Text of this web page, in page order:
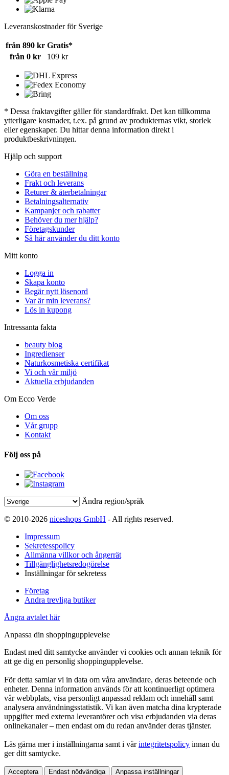
Leveranskostnader för Sverige
från 890 kr Gratis*
från 0 kr
109 kr
* Dessa fraktavgifter gäller för standardfrakt. Det kan tillkomma
ytterligare kostnader, t.ex. på grund av produkternas vikt, storlek
eller egenskaper. Du hittar denna information direkt i
produktbeskrivningen.
Hjälp och support
Göra en beställning
Frakt och leverans
Returer & återbetalningar
Betalningsalternativ
Kampanjer och rabatter
Behöver du mer hjälp?
Företagskunder
Så här använder du ditt konto
Mitt konto
Logga in
Skapa konto
Begär nytt lösenord
Var är min leverans?
Lös in kupong
Intressanta fakta
beauty blog
Ingredienser
Naturkosmetiska certifikat
Vi och vår miljö
Aktuella erbjudanden
Om Ecco Verde
Om oss
Vår grupp
Kontakt
Följ oss på
Ändra region/språk
© 2010-2026 niceshops GmbH - All rights reserved.
Impressum
Sekretesspolicy
Allmänna villkor och ångerrät
Tillgänglighetsredogörelse
Inställningar för sekretess
Företag
Andra trevliga butiker
Ångra avtalet här
Anpassa din shoppingupplevelse
Endast med ditt samtycke använder vi cookies och annan teknik för
att ge dig en personlig shoppingupplevelse.
För detta samlar vi in data om våra användare, deras beteende och
enheter. Denna information används för att kontinuerligt optimera
vår webbplats, visa personligt anpassad reklam och innehåll samt
analysera användningsstatistik. Vi kan även matcha dina krypterade
uppgifter med externa leverantörer och visa erbjudanden via deras
onlinekanaler – men endast om du redan använder deras tjänster.
Läs gärna mer i inställningarna samt i vårintegritetspolicy innan du
ger ditt samtycke.
Acceptera Endast nödvändiga Anpassa inställningar